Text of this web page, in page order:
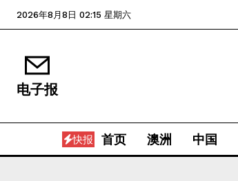
2026年8月8日 02:15 星期六
电子报
快报 首页 澳洲 中国